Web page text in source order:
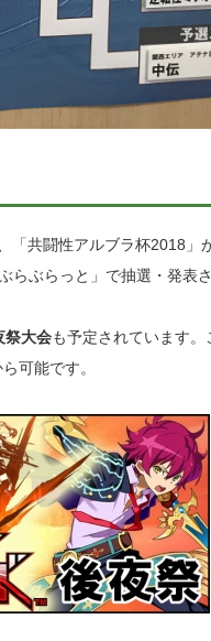
「共闘性アルブラ杯2018」
ぶらっと」で抽選・発表さ
祭大会も予定されています
可能です。